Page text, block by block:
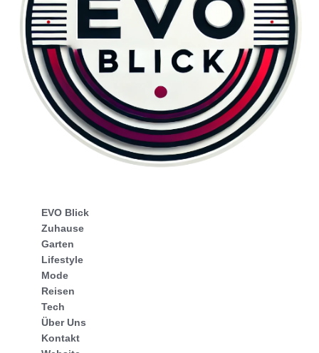
EVO Blick
Zuhause
Garten
Lifestyle
Mode
Reisen
Tech
Über Uns
Kontakt